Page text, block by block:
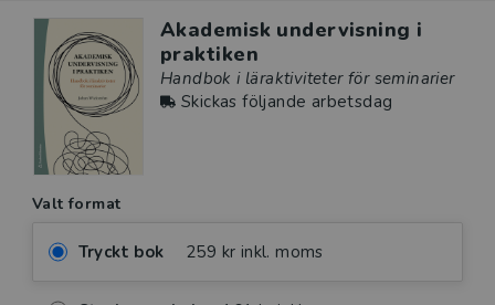
Akademisk undervisning i
praktiken
Handbok i läraktiviteter för seminarier
Skickas följande arbetsdag
Valt format
Tryckt bok 259 kr inkl. moms